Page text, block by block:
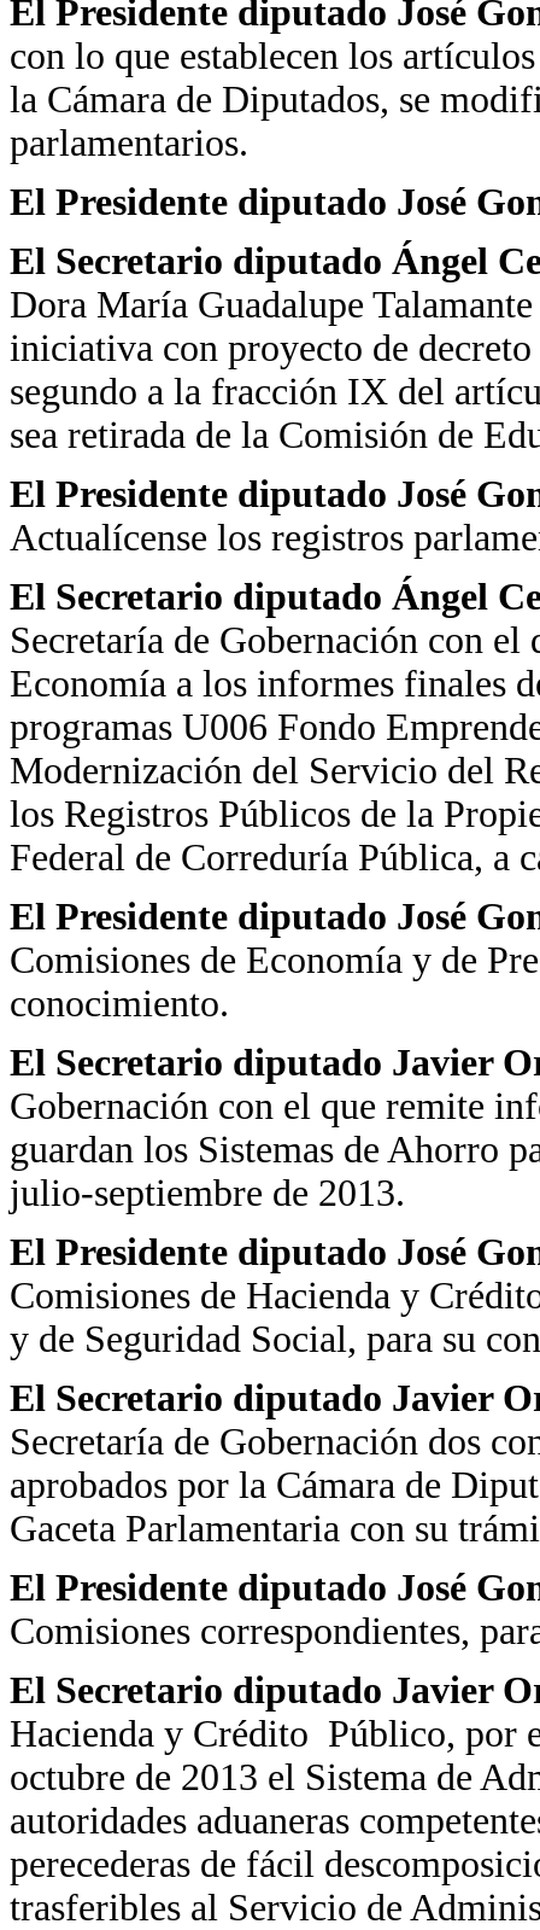
El Presidente diputado José
con lo que establecen los
la Cámara de Diputados, se
parlamentarios.
El Presidente diputado José
El Secretario diputado Ángel
Dora María Guadalupe
iniciativa con proyecto de
segundo a la fracción IX del
sea retirada de la Comisión de
El Presidente diputado José
Actualícense los registros
El Secretario diputado Ángel
Secretaría de Gobernación con el
Economía a los informes finales
programas U006 Fondo
Modernización del Servicio del
los Registros Públicos de la
Federal de Correduría Pública, a
El Presidente diputado José
Comisiones de Economía y de
conocimiento.
El Secretario diputado Javier
Gobernación con el que remite
guardan los Sistemas de Ahorro
julio-septiembre de 2013.
El Presidente diputado José
Comisiones de Hacienda y
y de Seguridad Social, para su
El Secretario diputado Javier
Secretaría de Gobernación dos
aprobados por la Cámara de
Gaceta Parlamentaria con su
El Presidente diputado José
Comisiones correspondientes,
El Secretario diputado Javier
Hacienda y Crédito Público, por
octubre de 2013 el Sistema de
autoridades aduaneras
perecederas de fácil
trasferibles al Servicio de